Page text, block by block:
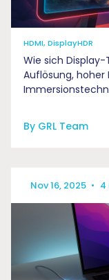
HDMI, DisplayHDR
Wie sich
Auflösung,
By GRL Team
Nov 16, 2025 • 4